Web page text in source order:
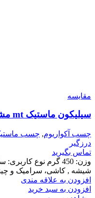
مقایسه
سیلیکون ماستیک mt مشکی 450 گرم
چسب آکواریوم, چسب
درزگیر
تماس بگیرید
وزن: 450 گرم
نوع کاربری:
شیشه , کاشی، سرامیک و
افزودن به علاقه مندی
افزودن به سبد خرید